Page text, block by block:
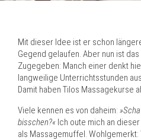
Mit dieser Idee ist er schon
Gegend gelaufen. Aber nun ist
Zugegeben: Manch einer denkt
langweilige Unterrichtsstunden
Damit haben Tilos Massagekurse
Viele kennen es von daheim:
bisschen?« Ich oute mich an
als Massagemuffel. Wohlgemerkt: